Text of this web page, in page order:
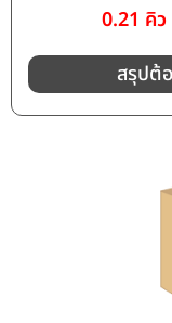
0.21 คิว
สรุปต้